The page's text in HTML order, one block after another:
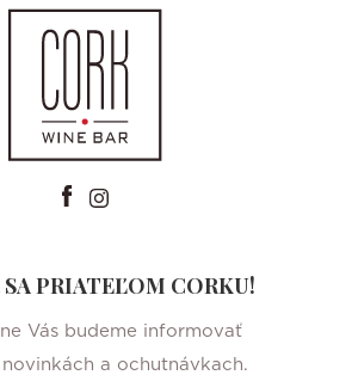
SA PRIATEĽOM CORKU!
Vás budeme informovať
a ochutnávkach.